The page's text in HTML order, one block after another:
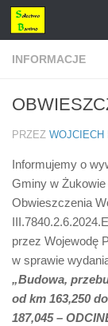
Przejdź do
INFORMACJE
PRZEZ WOJCIECH
Informujemy o
Gminy w Żukowie
Obwieszczenia
przez Wojewodę
w sprawie
„Budowa,
od km 163,250
187,045 –